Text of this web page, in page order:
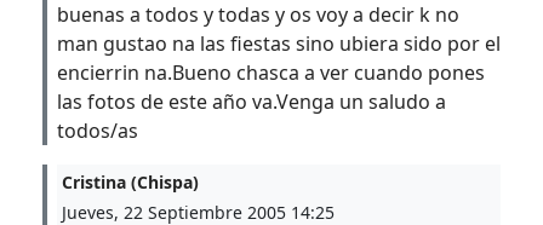
buenas a todos y todas y os voy a decir k no
man gustao na las fiestas sino ubiera sido por el
encierrin na.Bueno chasca a ver cuando pones
las fotos de este año va.Venga un saludo a
todos/as
Cristina (Chispa)
Jueves, 22 Septiembre 2005 14:25